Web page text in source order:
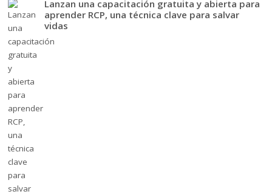
Lanzan una capacitación gratuita y abierta para
aprender RCP, una técnica clave para salvar
vidas